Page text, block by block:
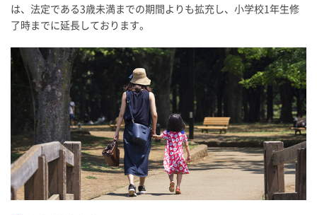
は、法定である3歳未満までの期間よりも拡充し、小学校1年生修
了時までに延長しております。